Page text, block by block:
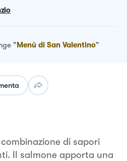
"Menù di San Valentino"
di sapori
Il salmone apporta una